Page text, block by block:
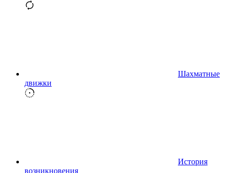
Шахматные
движки
История
возникновения